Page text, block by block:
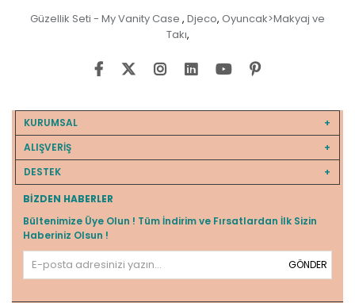
Güzellik Seti - My Vanity Case , Djeco, Oyuncak>Makyaj ve
Takı,
KURUMSAL
ALIŞVERİŞ
DESTEK
BIZDEN HABERLER
Bültenimize Üye Olun ! Tüm İndirim ve Fırsatlardan İlk Sizin
Haberiniz Olsun !
GÖNDER